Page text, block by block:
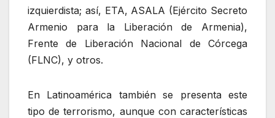
izquierdista; así, ETA, ASALA (Ejército Secreto
Armenio para la Liberación de Armenia),
Frente de Liberación Nacional de Córcega
(FLNC), y otros.
En Latinoamérica también se presenta este
tipo de terrorismo, aunque con características